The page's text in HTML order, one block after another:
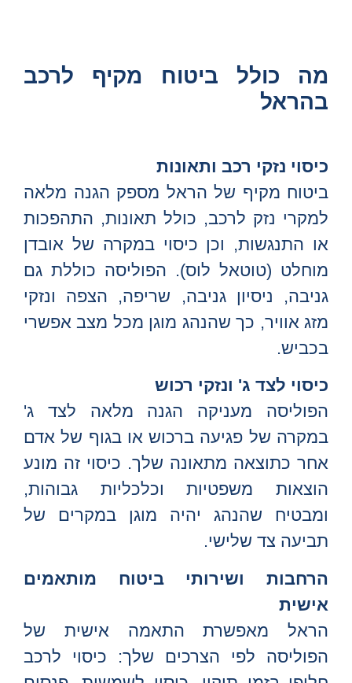
מה כולל ביטוח מקיף לרכב
בהראל
כיסוי נזקי רכב ותאונות
ביטוח מקיף של הראל מספק הגנה מלאה
למקרי נזק לרכב, כולל תאונות, התהפכות
או התנגשות, וכן כיסוי במקרה של אובדן
מוחלט (טוטאל לוס). הפוליסה כוללת גם
גניבה, ניסיון גניבה, שריפה, הצפה ונזקי
מזג אוויר, כך שהנהג מוגן מכל מצב אפשרי
בכביש.
כיסוי לצד ג' ונזקי רכוש
הפוליסה מעניקה הגנה מלאה לצד ג'
במקרה של פגיעה ברכוש או בגוף של אדם
אחר כתוצאה מתאונה שלך. כיסוי זה מונע
הוצאות משפטיות וכלכליות גבוהות,
ומבטיח שהנהג יהיה מוגן במקרים של
תביעה צד שלישי.
הרחבות ושירותי ביטוח מותאמים
אישית
הראל מאפשרת התאמה אישית של
הפוליסה לפי הצרכים שלך: כיסוי לרכב